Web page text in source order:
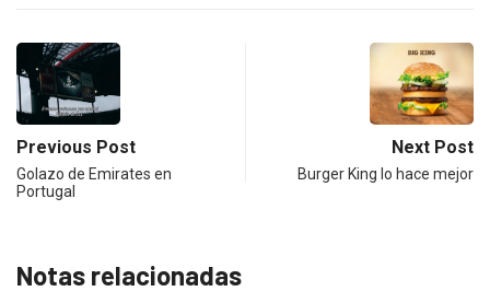
Previous Post
Golazo de Emirates en
Portugal
Next Post
Burger King lo hace mejor
Notas relacionadas